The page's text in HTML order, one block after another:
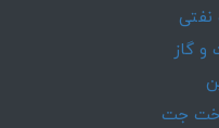
و گاز
جت